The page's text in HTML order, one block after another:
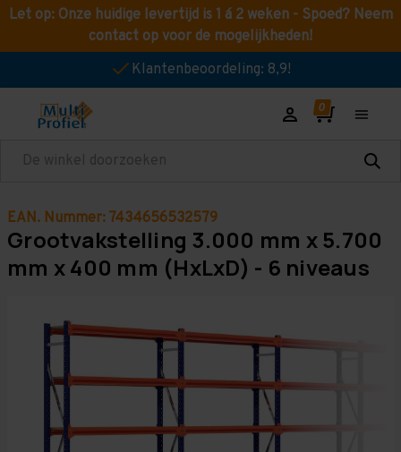
Let op: Onze huidige levertijd is 1 á 2 weken - Spoed? Neem
contact op voor de mogelijkheden!
Klantenbeoordeling: 8,9!
Zoeken
EAN. Nummer: 7434656532579
Grootvakstelling 3.000 mm x 5.700
mm x 400 mm (HxLxD) - 6 niveaus